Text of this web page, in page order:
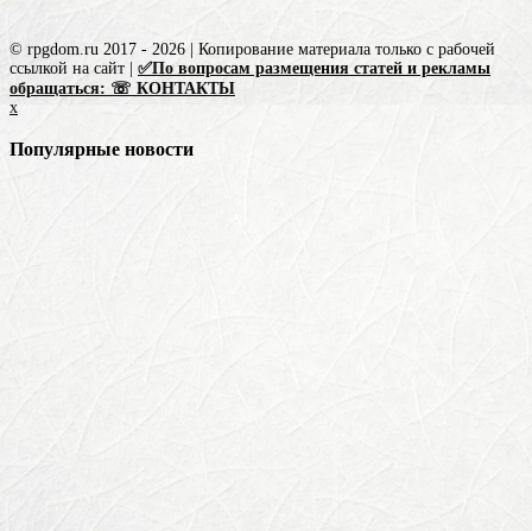
© rpgdom.ru 2017 - 2026 | Копирование материала только с рабочей
ссылкой на сайт | ✅По вопросам размещения статей и рекламы
обращаться: ☏ КОНТАКТЫ
x
Популярные новости